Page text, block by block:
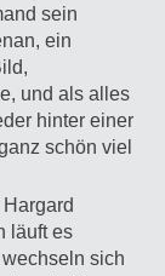
sein
ein
und als alles
hinter einer
schön viel
läuft es
sich